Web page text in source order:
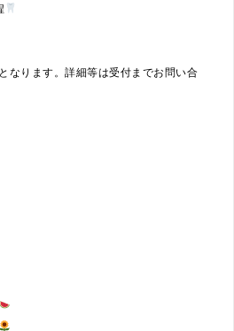
なります。詳細等は受付までお問い合